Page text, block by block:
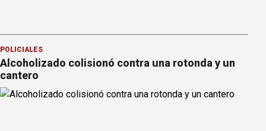
POLICIALES
Alcoholizado colisionó contra una rotonda y un
cantero